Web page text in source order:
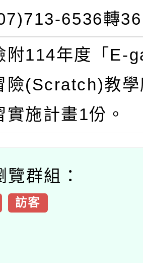
6536轉
附114年度「E-
險(Scratch)教
實施計畫1份。
覽群組：
訪客